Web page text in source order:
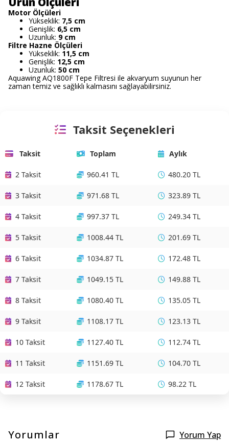
Motor Ölçüleri
Yükseklik: 7,5 cm
Genişlik: 6,5 cm
Uzunluk: 9 cm
Filtre Hazne Ölçüleri
Yükseklik: 11,5 cm
Genişlik: 12,5 cm
Uzunluk: 50 cm
Aquawing AQ1800F Tepe Filtresi ile akvaryum suyunun her
zaman temiz ve sağlıklı kalmasını sağlayabilirsiniz.
Taksit Seçenekleri
Taksit Toplam Aylık
2 Taksit 960.41 TL 480.20 TL
3 Taksit 971.68 TL 323.89 TL
4 Taksit 997.37 TL 249.34 TL
5 Taksit 1008.44 TL 201.69 TL
6 Taksit 1034.87 TL 172.48 TL
7 Taksit 1049.15 TL 149.88 TL
8 Taksit 1080.40 TL 135.05 TL
9 Taksit 1108.17 TL 123.13 TL
10 Taksit 1127.40 TL 112.74 TL
11 Taksit 1151.69 TL 104.70 TL
12 Taksit 1178.67 TL 98.22 TL
Yorumlar Yorum Yap